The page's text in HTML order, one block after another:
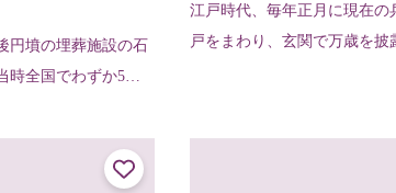
円墳の埋葬施設の石
全国でわずか5例
江戸時代、毎年正月に現在の
戸をまわり、玄関で万歳を披